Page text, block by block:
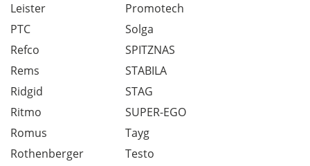
Leister
Promotech
PTC
Refco
Rems
Ridgid
Ritmo
Romus
Rothenberger
Solga
SPITZNAS
STABILA
STAG
SUPER-EGO
Tayg
Testo